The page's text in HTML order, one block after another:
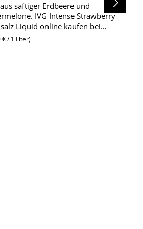
saftiger Erdbeere und
IVG Intense Strawberry
Liquid online kaufen bei
€ / 1 Liter)